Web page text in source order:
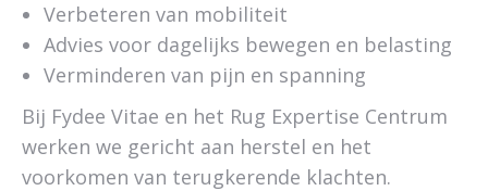
Verbeteren van mobiliteit
Advies voor dagelijks bewegen en belasting
Verminderen van pijn en spanning
Bij Fydee Vitae en het Rug Expertise Centrum
werken we gericht aan herstel en het
voorkomen van terugkerende klachten.